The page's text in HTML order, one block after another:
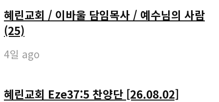
혜린교회 / 이바울 담임목사 / 예수님의 사람
(25)
4일 ago
혜린교회 Eze37:5 찬양단 [26.08.02]